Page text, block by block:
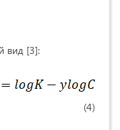
вид [3]: